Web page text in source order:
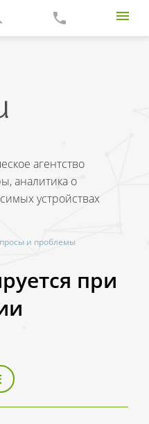
агентство
аналитика о
устройствах
и проблемы
при